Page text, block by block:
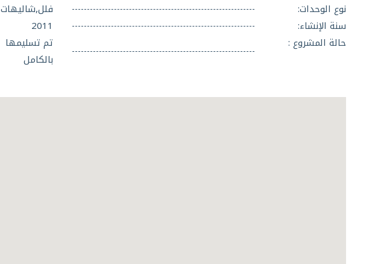
نوع الوحدات:
فلل,شاليهات
سنة الإنشاء:
2011
حالة المشروع :
تم تسليمها
بالكامل